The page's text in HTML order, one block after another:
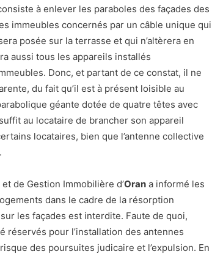
à enlever les paraboles des façades des
immeubles concernés par un câble unique qui
posée sur la terrasse et qui n’altèrera en
aussi tous les appareils installés
Donc, et partant de ce constat, il ne
du fait qu’il est à présent loisible au
géante dotée de quatre têtes avec
au locataire de brancher son appareil
locataires, bien que l’antenne collective
de Gestion Immobilière d’Oran a informé les
dans le cadre de la résorption
les façades est interdite. Faute de quoi,
réservés pour l’installation des antennes
des poursuites judicaire et l’expulsion. En